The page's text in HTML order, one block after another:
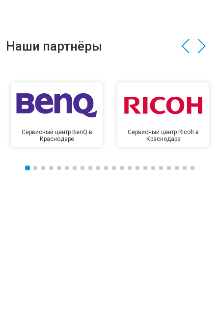
Наши партнёры
Сервисный центр BenQ в
Краснодаре
Сервисный центр Ricoh в
Краснодаре